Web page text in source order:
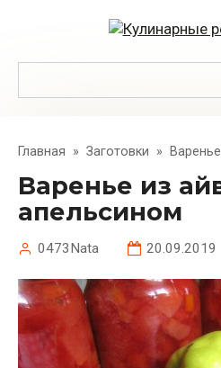
Главная » Заготовки » Варенье
Варенье из айвы с
апельсином
0473Nata 20.09.2019